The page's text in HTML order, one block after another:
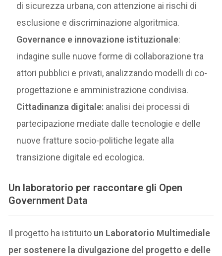
di sicurezza urbana, con attenzione ai rischi di
esclusione e discriminazione algoritmica.
Governance e innovazione istituzionale:
indagine sulle nuove forme di collaborazione tra
attori pubblici e privati, analizzando modelli di co-
progettazione e amministrazione condivisa.
Cittadinanza digitale: analisi dei processi di
partecipazione mediate dalle tecnologie e delle
nuove fratture socio-politiche legate alla
transizione digitale ed ecologica.
Un laboratorio per raccontare gli Open
Government Data
Il progetto ha istituito un Laboratorio Multimediale
per sostenere la divulgazione del progetto e delle